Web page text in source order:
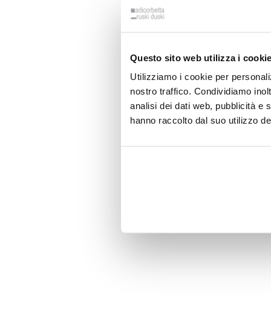
Questo sito web utilizza i
Utilizziamo i cookie per
nostro traffico. Condividiamo
analisi dei dati web, pubblicità e
hanno raccolto dal suo utilizzo